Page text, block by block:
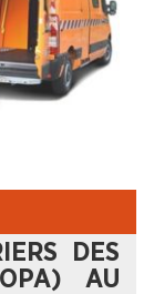
DES
AU